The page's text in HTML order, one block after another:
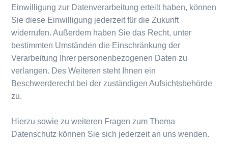
Einwilligung zur Datenverarbeitung erteilt haben, können
Sie diese Einwilligung jederzeit für die Zukunft
widerrufen. Außerdem haben Sie das Recht, unter
bestimmten Umständen die Einschränkung der
Verarbeitung Ihrer personenbezogenen Daten zu
verlangen. Des Weiteren steht Ihnen ein
Beschwerderecht bei der zuständigen Aufsichtsbehörde
zu.
Hierzu sowie zu weiteren Fragen zum Thema
Datenschutz können Sie sich jederzeit an uns wenden.